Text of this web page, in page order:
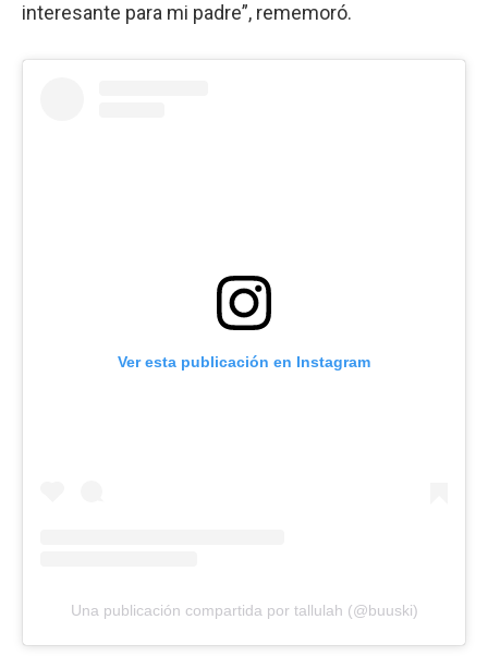
interesante para mi padre”, rememoró.
Ver esta publicación en Instagram
Una publicación compartida por tallulah (@buuski)